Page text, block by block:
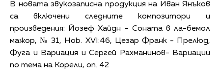
В новата звукозаписна продукция на Иван Янъков
са включени следните композитори и
произведения: Йозеф Хайдн - Соната в ла-бемол
мажор, № 31, Hob. XVI:46, Цезар Франк - Прелюд,
Фуга и Вариация и Сергей Рахманинов- Вариации
по тема на Корели, оп. 42